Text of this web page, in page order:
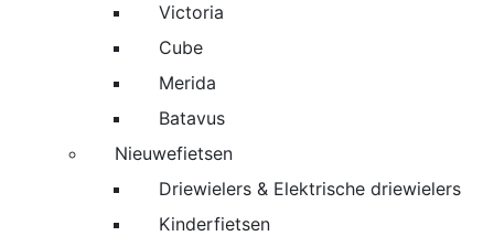
Victoria
Cube
Merida
Batavus
Nieuwefietsen
Driewielers & Elektrische driewielers
Kinderfietsen